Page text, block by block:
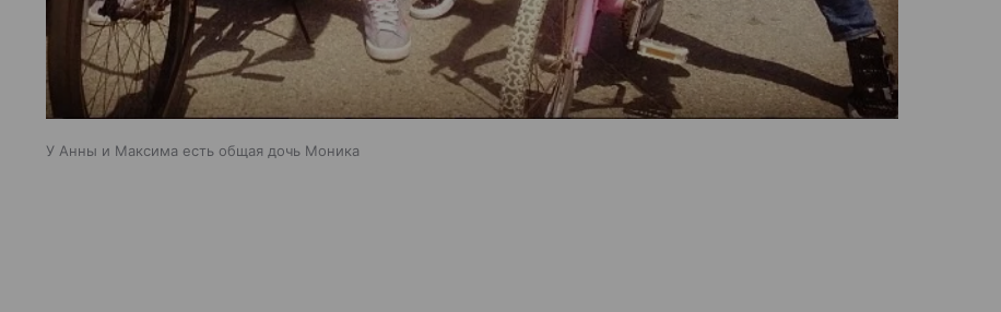
У Анны и Максима есть общая дочь Моника